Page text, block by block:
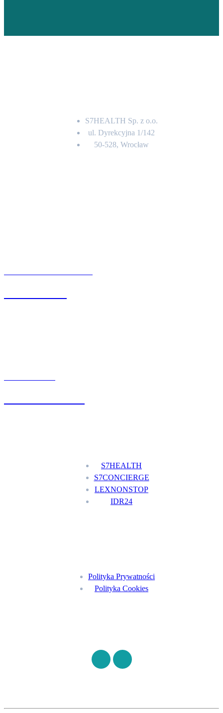
S7HEALTH Sp. z o.o.
ul. Dyrekcyjna 1/142
50-528, Wrocław
S7HEALTH
S7CONCIERGE
LEXNONSTOP
IDR24
Polityka Prywatności
Polityka Cookies